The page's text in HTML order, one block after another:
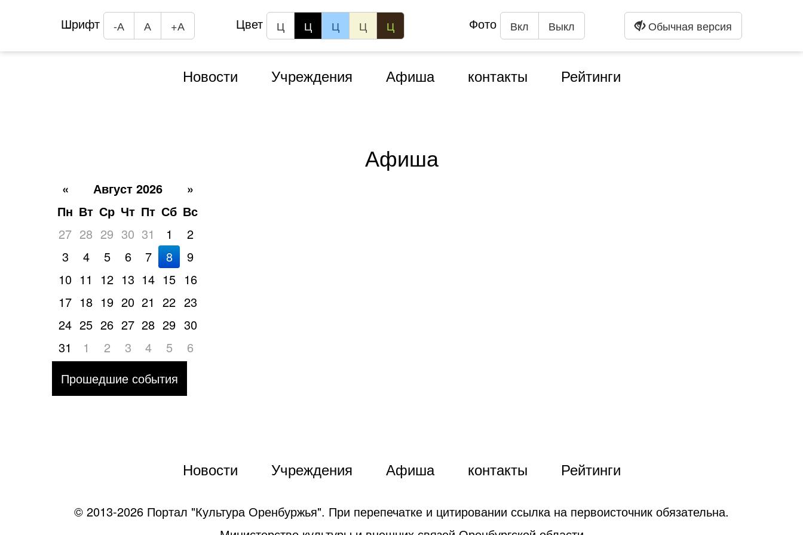
Шрифт -А А +А Цвет Ц Ц Ц Ц Ц Фото Вкл Выкл Обычная версия
Новости Учреждения Афиша контакты Рейтинги
Афиша
« Август 2026
»
Пн Вт Ср Чт Пт Сб Вс
27 28 29 30 31 1
2
3
4 5 6 7 8
9
10 11 12 13 14 15 16
17 18 19 20 21 22 23
24 25 26 27 28 29 30
31
1 2 3 4 5
6
Прошедшие события
Новости Учреждения Афиша контакты Рейтинги
© 2013-2026 Портал "Культура Оренбуржья". При перепечатке и цитировании ссылка на первоисточник обязательна.